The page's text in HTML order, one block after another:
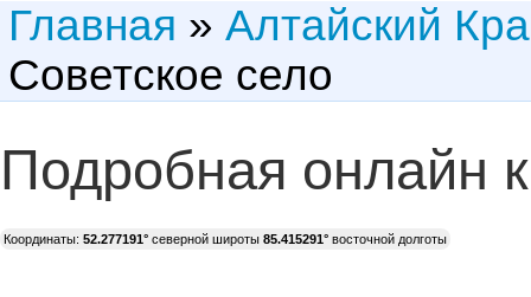
Главная » Алтайский
Советское село
Подробная онлайн
Координаты: 52.277191° северной широты 85.415291° восточной долготы